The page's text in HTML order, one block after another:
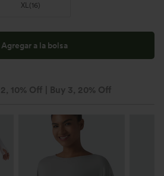
XL(16)
Agregar a la bolsa
2, 10% Off | Buy 3, 20% Off